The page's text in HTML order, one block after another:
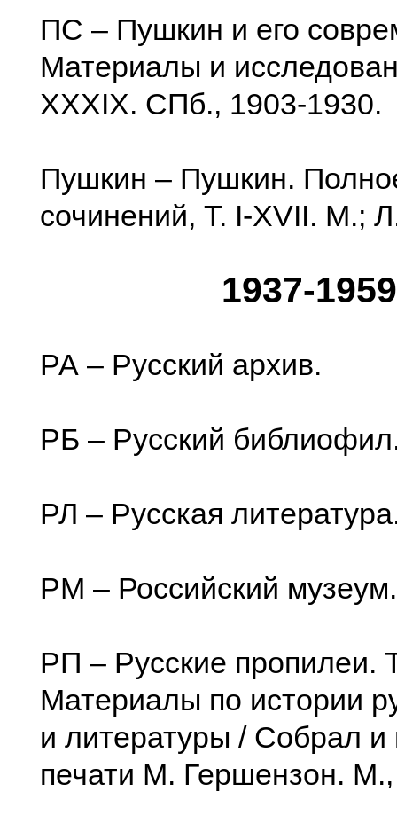
ПС – Пушкин и его
Материалы и
XXXIX. СПб., 1903-1930.
Пушкин – Пушкин.
сочинений, Т. I-XVII. М.;
1937-
РА – Русский архив.
РБ – Русский
РЛ – Русская
РМ – Российский музеум.
РП – Русские пропилеи.
Материалы по истории
и литературы / Собрал и
печати М. Гершензон.